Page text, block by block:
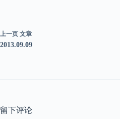
上一页 文章
2013.09.09
留下评论